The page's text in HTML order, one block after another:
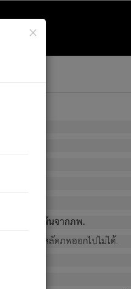
×
ใช่ผู้หลดพ้นจากภพ.
วงนั้น ก็ยังสลัดภพออกไปไม่ได้.